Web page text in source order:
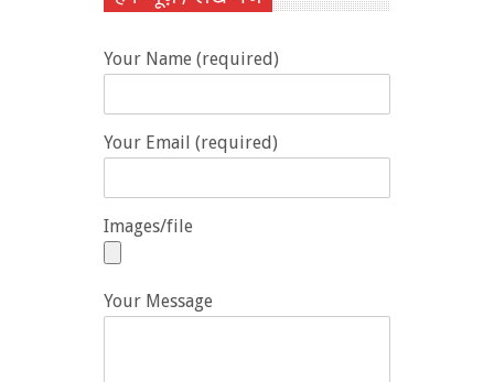
Your Name (required)
Your Email (required)
Images/file
Your Message